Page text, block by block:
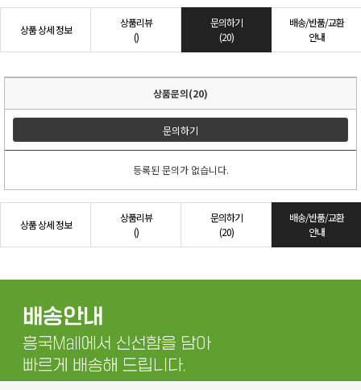
상품 상세 정보
상품리뷰
()
문의하기
(20)
배송/반품/교환
안내
상품문의(20)
문의하기
등록된 문의가 없습니다.
상품 상세 정보
상품리뷰
()
문의하기
(20)
배송/반품/교환
안내